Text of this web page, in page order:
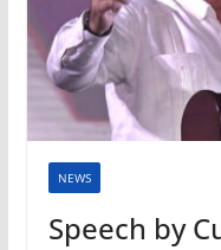
NEWS
Speech by